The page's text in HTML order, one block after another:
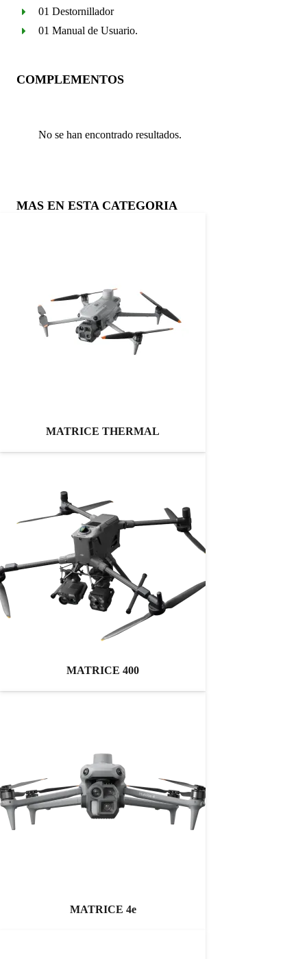
01 Destornillador
01 Manual de Usuario.
COMPLEMENTOS
No se han encontrado resultados.
MAS EN ESTA CATEGORIA
MATRICE THERMAL
MATRICE 400
MATRICE 4e